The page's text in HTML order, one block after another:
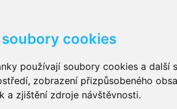
cookies
používají soubory cookies a další
zobrazení přizpůsobeného
a zjištění zdroje návštěvnosti.
kalhotky zalepovací ,
vložky pro muže